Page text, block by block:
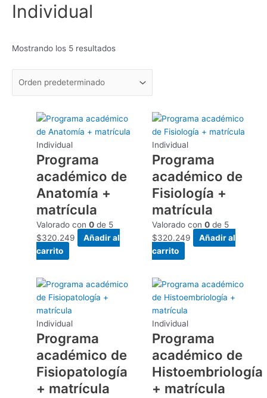
Individual
Mostrando los 5 resultados
Individual
Programa
académico de
Anatomía +
matrícula
Valorado con0 de 5
$320.249
Añadir al
carrito
Individual
Programa
académico de
Fisiología +
matrícula
Valorado con 0de 5
$320.249
Añadir al
carrito
Individual
Programa
académico de
Fisiopatología
+ matrícula
Individual
Programa
académico de
Histoembriología
+ matrícula